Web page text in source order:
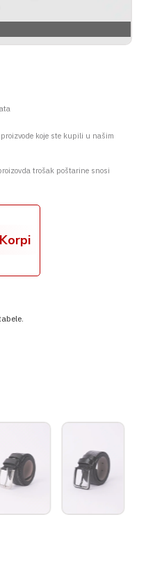
koje ste kupili u našim
trošak poštarine snosi